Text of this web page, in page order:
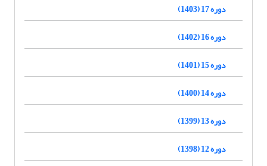
دوره 17 (1403)
دوره 16 (1402)
دوره 15 (1401)
دوره 14 (1400)
دوره 13 (1399)
دوره 12 (1398)